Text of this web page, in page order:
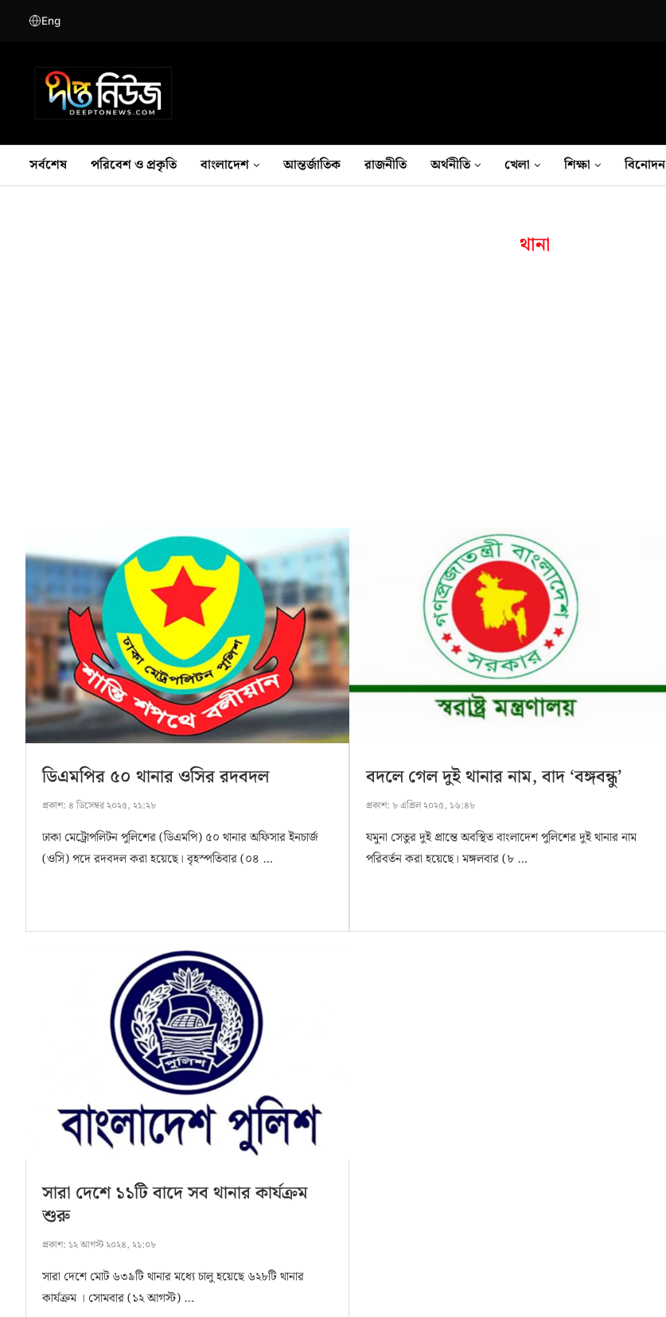
Eng
সর্বশেষ পরিবেশ ও প্রকৃতি বাংলাদেশ আন্তর্জাতিক রাজনীতি অর্থনীতি খেলা শিক্ষা বিনোদন
থানা
ডিএমপির ৫০ থানার ওসির রদবদল
প্রকাশ: ৪ ডিসেম্বর ২০২৫, ২১:২৮
ঢাকা মেট্রোপলিটন পুলিশের (ডিএমপি) ৫০ থানার অফিসার ইনচার্জ
(ওসি) পদে রদবদল করা হয়েছে। বৃহস্পতিবার (০৪ …
বদলে গেল দুই থানার নাম, বাদ ‘বঙ্গবন্ধু’
প্রকাশ: ৮ এপ্রিল ২০২৫, ১৬:৪৮
যমুনা সেতুর দুই প্রান্তে অবস্থিত বাংলাদেশ পুলিশের দুই থানার নাম
পরিবর্তন করা হয়েছে। মঙ্গলবার (৮ …
সারা দেশে ১১টি বাদে সব থানার কার্যক্রম
শুরু
প্রকাশ: ১২ আগস্ট ২০২৪, ২১:০৮
সারা দেশে মোট ৬৩৯টি থানার মধ্যে চালু হয়েছে ৬২৮টি থানার
কার্যক্রম । সোমবার (১২ আগস্ট) …